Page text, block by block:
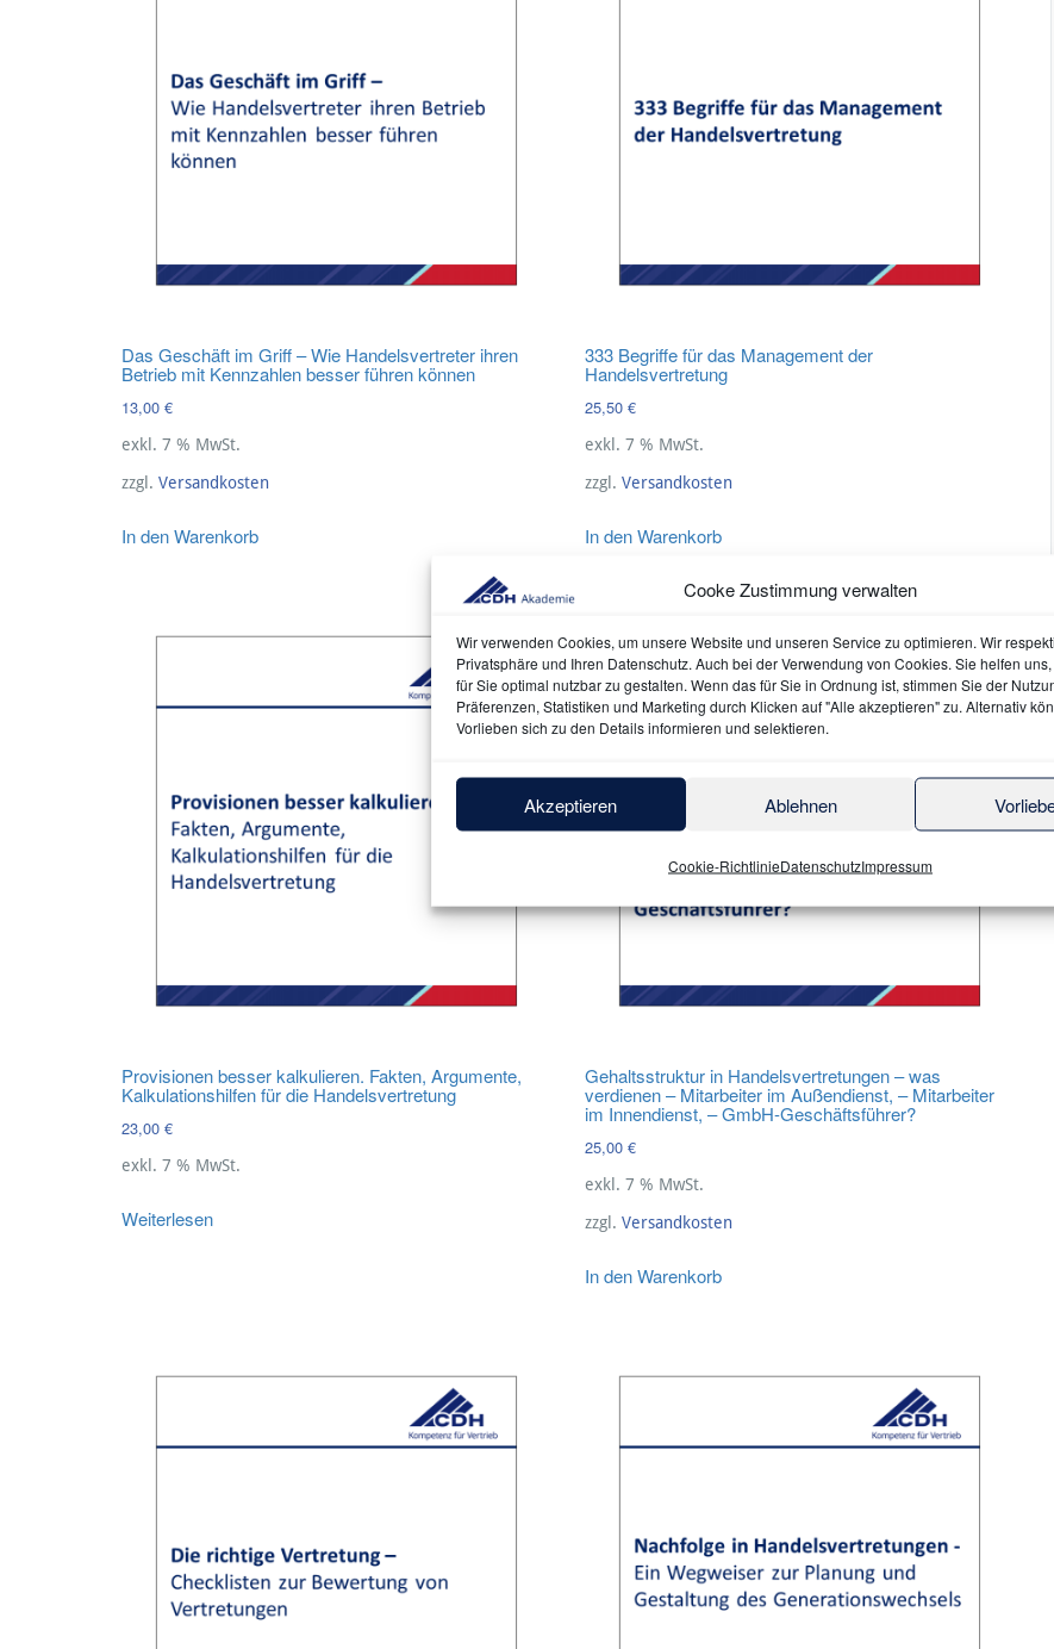
Cooke Zustimmung verwalten
Wir verwenden Cookies, um unsere Website und unseren Service zu optimieren. Wir
Privatsphäre und Ihren Datenschutz. Auch bei der Verwendung von Cookies. Sie helfen
für Sie optimal nutzbar zu gestalten. Wenn das für Sie in Ordnung ist, stimmen Sie der
Präferenzen, Statistiken und Marketing durch Klicken auf "Alle akzeptieren" zu. Alternativ
Vorlieben sich zu den Details informieren und selektieren.
Akzeptieren Ablehnen
Cookie-RichtlinieDatenschutzImpressum
Das Geschäft im Griff – Wie Handelsvertreter ihren
Betrieb mit Kennzahlen besser führen können
13,00 €
exkl. 7 % MwSt.
zzgl. Versandkosten
In den Warenkorb
333 Begriffe für das Management der
Handelsvertretung
25,50 €
exkl. 7 % MwSt.
zzgl. Versandkosten
In den Warenkorb
Provisionen besser kalkulieren. Fakten, Argumente,
Kalkulationshilfen für die Handelsvertretung
23,00 €
exkl. 7 % MwSt.
Weiterlesen
Gehaltsstruktur in Handelsvertretungen – was
verdienen – Mitarbeiter im Außendienst, – Mitarbeiter
im Innendienst, – GmbH-Geschäftsführer?
25,00 €
exkl. 7 % MwSt.
zzgl. Versandkosten
In den Warenkorb